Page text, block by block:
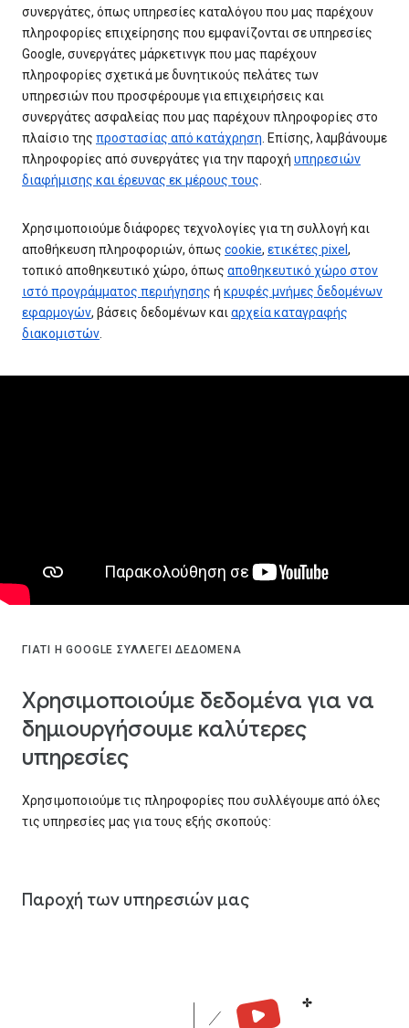
συνεργάτες, όπως υπηρεσίες καταλόγου που μας παρέχουν
πληροφορίες επιχείρησης που εμφανίζονται σε υπηρεσίες
Google, συνεργάτες μάρκετινγκ που μας παρέχουν
πληροφορίες σχετικά με δυνητικούς πελάτες των
υπηρεσιών που προσφέρουμε για επιχειρήσεις και
συνεργάτες ασφαλείας που μας παρέχουν πληροφορίες στο
πλαίσιο της προστασίας από κατάχρηση . Επίσης, λαμβάνουμε
πληροφορίες από συνεργάτες για την παροχή υπηρεσιών
διαφήμισης και έρευνας εκ μέρους τους
Χρησιμοποιούμε διάφορες τεχνολογίες για τη συλλογή και
αποθήκευση πληροφοριών, όπως cookie, ετικέτες pixel ,
τοπικό αποθηκευτικό χώρο, όπως αποθηκευτικό χώρο στον
ιστό προγράμματος περιήγησης ή κρυφές μνήμες δεδομένων
εφαρμογών, βάσεις δεδομένων και αρχεία καταγραφής
διακομιστών
ΓΙΑΤΊ Η GOOGLE ΣΥΛΛΈΓΕΙ ΔΕΔΟΜΈΝΑ
Χρησιμοποιούμε δεδομένα για να
δημιουργήσουμε καλύτερες
υπηρεσίες
Χρησιμοποιούμε τις πληροφορίες που συλλέγουμε από όλες
τις υπηρεσίες μας για τους εξής σκοπούς:
Παροχή των υπηρεσιών μας